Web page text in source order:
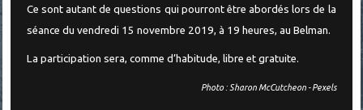
Ce sont autant de questions qui pourront être abordés lors de la
séance du vendredi 15 novembre 2019, à 19 heures, au Belman.
La participation sera, comme d’habitude, libre et gratuite.
Photo : Sharon McCutcheon - Pexels